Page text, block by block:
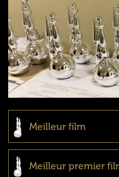
Meilleur film
Meilleur premier